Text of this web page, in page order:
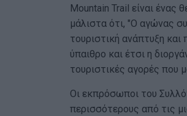
Mountain Trail είναι ένας
μάλιστα ότι, "Ο αγώνας
τουριστική ανάπτυξη
ύπαιθρο και έτσι η
τουριστικές αγορές που
Οι εκπρόσωποι του
περισσότερους από τις